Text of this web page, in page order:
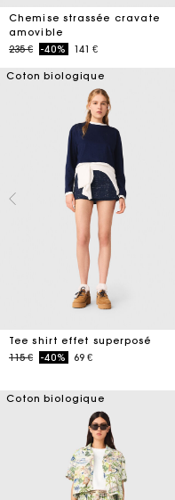
Chemise strassée cravate
amovible
Price reduced from
235 €to-40% 141 €
Coton biologique
Tee shirt effet superposé
Price reduced from
115 €to-40% 69 €
Coton biologique